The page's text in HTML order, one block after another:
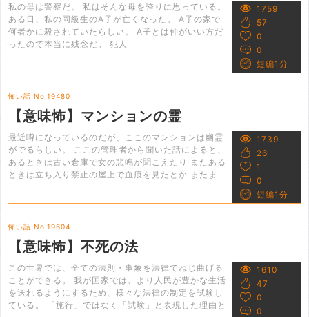
私の母は警察だ。 私はそんな母を誇りに思っている。
ある日、私の同級生のA子が亡くなった。 A子の家で
何者かに殺されていたらしい。 A子とは仲がいい方だ
ったので本当に残念だ。 犯人
1759
57
0
0
短編1分
怖い話 No.19480
【意味怖】マンションの霊
最近噂になっているのだが、ここのマンションは幽霊
がでるらしい。 ここの管理者から聞いた話によると、
あるときは古い倉庫で女の悲鳴が聞こえたり またある
ときは立ち入り禁止の屋上で血痕を見たとか またま
1739
26
1
0
短編1分
怖い話 No.19604
【意味怖】不死の法
この世界では、全ての法則・事象を法律でねじ曲げる
ことができる。 我が国家では、より人民が豊かな生活
を送れるようにするため、様々な法律の制定を試験し
ている。 「施行」ではなく「試験」と表現した理由と
1610
47
0
0